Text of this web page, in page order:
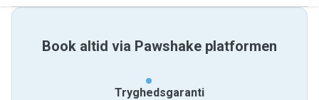
Book altid via Pawshake platformen
Tryghedsgaranti